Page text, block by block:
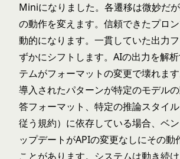
Miniになりました。各遷移は微妙だ
の動作を変えます。信頼できたプロ
動的になります。一貫していた出力
ずかにシフトします。AIの出力を解
テムがフォーマットの変更で壊れます
導入されたパターンが特定のモデル
答フォーマット、特定の推論スタイ
従う規約）に依存している場合、ベ
ップデートがAPIの変更なしにその動
ことがあります。システムは動き続